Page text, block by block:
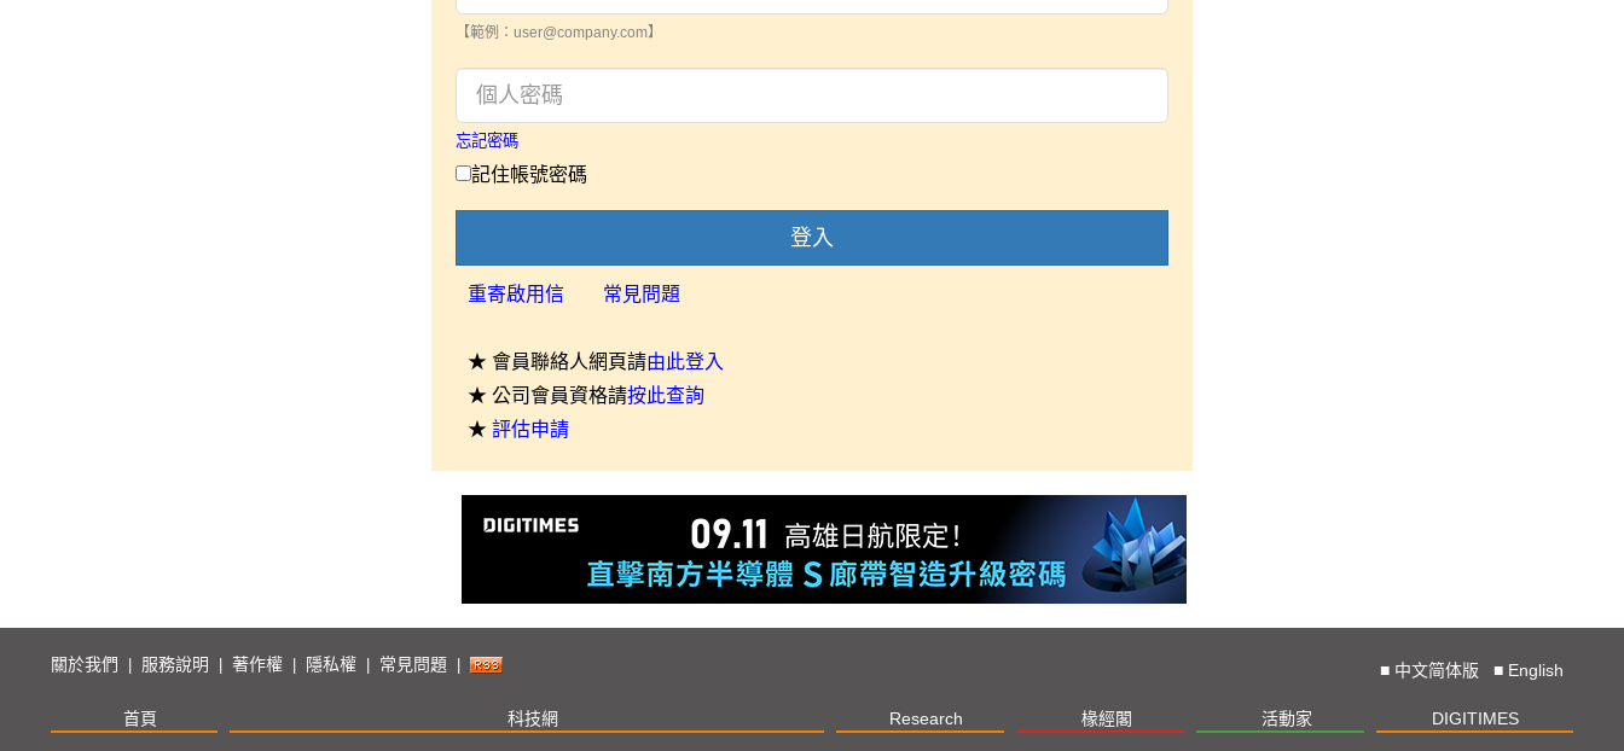
【範例：user@company.com】
忘記密碼
記住帳號密碼
登入
重寄啟用信 常見問題
★ 會員聯絡人網頁請由此登入
★ 公司會員資格請按此查詢
★ 評估申請
關於我們 服務說明 著作權 隱私權 常見問題 ■ 中文简体版 ■ English
首頁 科技網 Research 椽經閣 活動家 DIGITIMES